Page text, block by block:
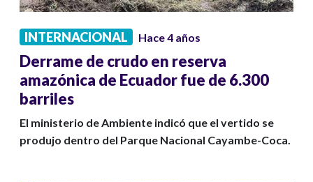
INTERNACIONAL Hace 4 años
Derrame de crudo en reserva
amazónica de Ecuador fue de 6.300
barriles
El ministerio de Ambiente indicó que el vertido se
produjo dentro del Parque Nacional Cayambe-Coca.